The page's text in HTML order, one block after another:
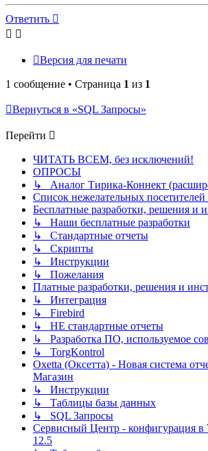
началу
Ответить
Версия для печати
1 сообщение • Страница 1 из 1
Вернуться в «SQL Запросы»
Перейти
ЧИТАТЬ ВСЕМ, без исключений!
ОПРОСЫ
↳ Аналог Тирика-Коннект
Список нежелательных
Бесплатные разработки, решения и
↳ Наши бесплатные разработки
↳ Стандартные отчеты
↳ Скрипты
↳ Инструкции
↳ Пожелания
Платные разработки, решения и
↳ Интеграция
↳ Firebird
↳ НЕ стандартные отчеты
↳ Разработка ПО, используемое
↳ TorgKontrol
Oxetta (Оксетта) - Новая система
Магазин
↳ Инструкции
↳ Таблицы базы данных
↳ SQL Запросы
Сервисный Центр - конфигурация в
12.5